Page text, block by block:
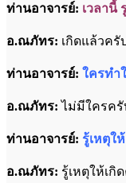
ท่านอาจารย์: เวลานี้
อ.ณภัทร: เกิดแล้วครั
ท่านอาจารย์: ใครทำ
อ.ณภัทร: ไม่มีใครครั
ท่านอาจารย์: รู้เหตุใ
อ.ณภัทร: รู้เหตุให้เกิ